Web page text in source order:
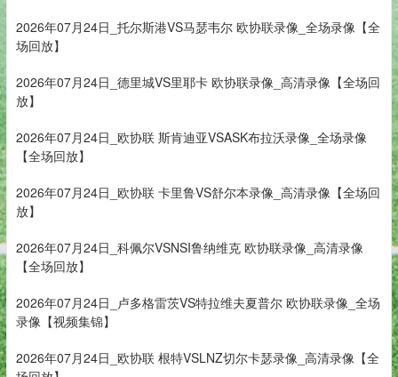
2026年07月24日_托尔斯港VS马瑟韦尔 欧协联录像_全场录像【全
场回放】
2026年07月24日_德里城VS里耶卡 欧协联录像_高清录像【全场回
放】
2026年07月24日_欧协联 斯肯迪亚VSASK布拉沃录像_全场录像
【全场回放】
2026年07月24日_欧协联 卡里鲁VS舒尔本录像_高清录像【全场回
放】
2026年07月24日_科佩尔VSNSI鲁纳维克 欧协联录像_高清录像
【全场回放】
2026年07月24日_卢多格雷茨VS特拉维夫夏普尔 欧协联录像_全场
录像【视频集锦】
2026年07月24日_欧协联 根特VSLNZ切尔卡瑟录像_高清录像【全